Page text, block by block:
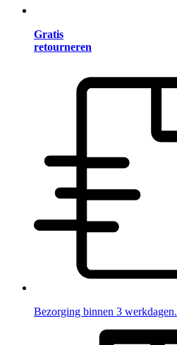
Gratis
retourneren
Bezorging binnen 3 werkdagen.